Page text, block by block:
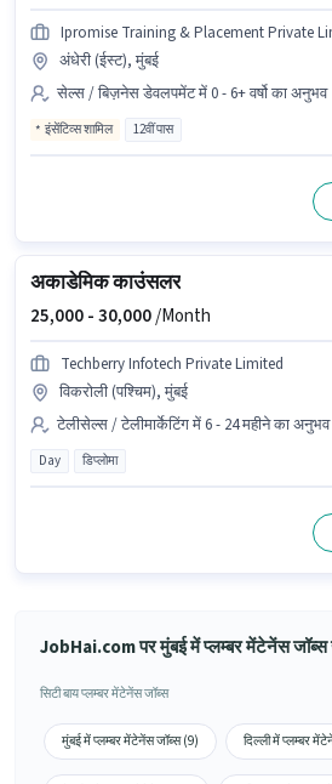
Ipromise Training & Placement Private
अंधेरी (ईस्ट), मुंबई
सेल्स / बिज़नेस डेवलपमेंट में 0 - 6+ वर्षो का अनुभव
इंसेंटिव्स शामिल 12वीं पास
अकाडेमिक काउंसलर
25,000 -30,000/Month
Techberry Infotech Private Limited
विकरोली (पश्चिम), मुंबई
टेलीसेल्स / टेलीमार्केटिंग में 6 - 24 महीने का अनुभव
Day डिप्लोमा
JobHai.com पर मुंबई में प्लम्बर मेंटेनेंस
सिटी बाय प्लम्बर मेंटेनेंस जॉब्स
मुंबई में प्लम्बर मेंटेनेंस जॉब्स (9) दिल्ली में प्लम्बर